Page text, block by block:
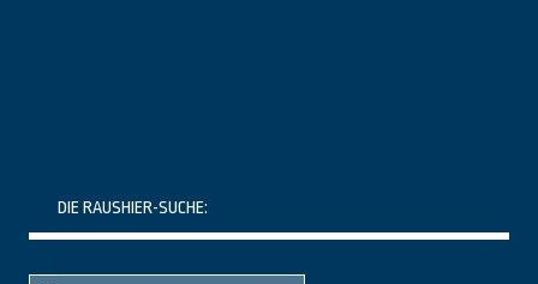
DIE RAUSHIER-SUCHE:
Suche
Suche